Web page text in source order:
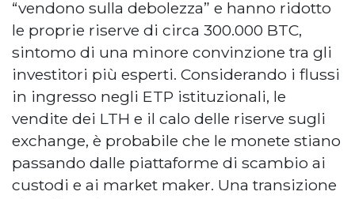
“vendono sulla debolezza” e hanno ridotto
le proprie riserve di circa 300.000 BTC,
sintomo di una minore convinzione tra gli
investitori più esperti. Considerando i flussi
in ingresso negli ETP istituzionali, le
vendite dei LTH e il calo delle riserve sugli
exchange, è probabile che le monete stiano
passando dalle piattaforme di scambio ai
custodi e ai market maker. Una transizione